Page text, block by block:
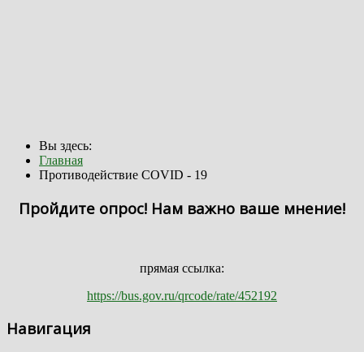
Вы здесь:
Главная
Противодействие COVID - 19
Пройдите опрос! Нам важно ваше мнение!
прямая ссылка:
https://bus.gov.ru/qrcode/rate/452192
Навигация